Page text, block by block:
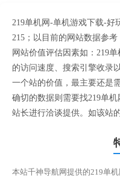
219单机网-单机游戏下载-好
215；以目前的网站数据参
网站价值评估因素如：219
的访问速度、搜索引擎收录
一个站的价值，最主要还是
确切的数据则需要找219单
站长进行洽谈提供。如该站
本站千神导航网提供的219单